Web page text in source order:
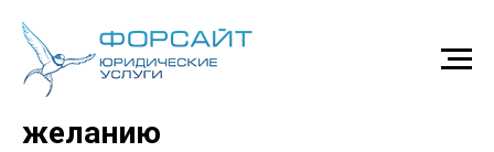
Увольнение по собственному
желанию